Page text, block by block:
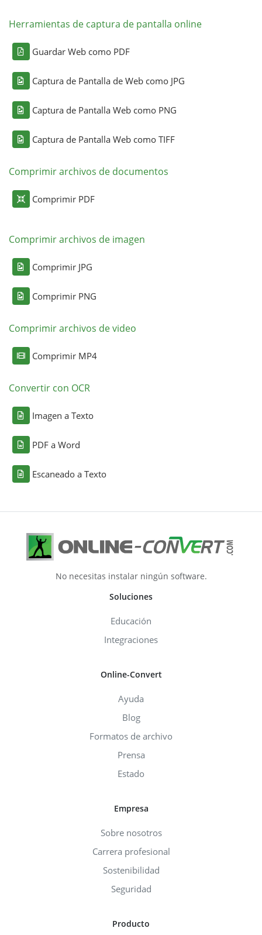
Herramientas de captura de pantalla online
Guardar Web como PDF
Captura de Pantalla de Web como JPG
Captura de Pantalla Web como PNG
Captura de Pantalla Web como TIFF
Comprimir archivos de documentos
Comprimir PDF
Comprimir archivos de imagen
Comprimir JPG
Comprimir PNG
Comprimir archivos de video
Comprimir MP4
Convertir con OCR
Imagen a Texto
PDF a Word
Escaneado a Texto
No necesitas instalar ningún software.
Soluciones
Educación
Integraciones
Online-Convert
Ayuda
Blog
Formatos de archivo
Prensa
Estado
Empresa
Sobre nosotros
Carrera profesional
Sostenibilidad
Seguridad
Producto